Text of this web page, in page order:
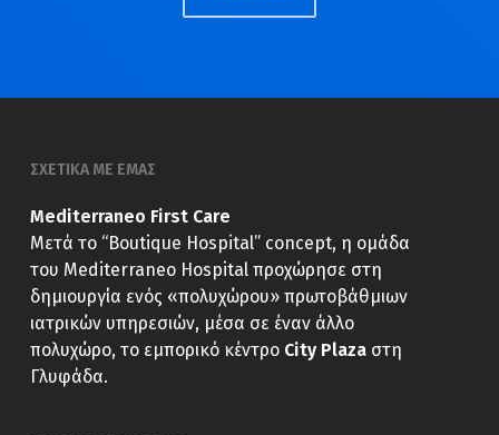
ΣΧΕΤΙΚΑ ΜΕ ΕΜΑΣ
Mediterraneo First Care
Μετά το “Boutique Hospital” concept, η ομάδα
του Mediterraneo Hospital προχώρησε στη
δημιουργία ενός «πολυχώρου» πρωτοβάθμιων
ιατρικών υπηρεσιών, μέσα σε έναν άλλο
πολυχώρο, το εμπορικό κέντρο City Plazaστη
Γλυφάδα.